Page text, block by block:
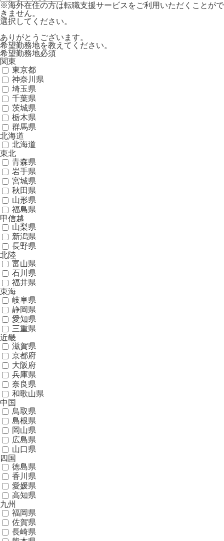
※海外在住の方は転職支援サービスをご利用いただくことがで
きません。
選択してください。
ありがとうございます。
希望勤務地を教えてください。
希望勤務地必須
関東
東京都
神奈川県
埼玉県
千葉県
茨城県
栃木県
群馬県
北海道
北海道
東北
青森県
岩手県
宮城県
秋田県
山形県
福島県
甲信越
山梨県
新潟県
長野県
北陸
富山県
石川県
福井県
東海
岐阜県
静岡県
愛知県
三重県
近畿
滋賀県
京都府
大阪府
兵庫県
奈良県
和歌山県
中国
鳥取県
島根県
岡山県
広島県
山口県
四国
徳島県
香川県
愛媛県
高知県
九州
福岡県
佐賀県
長崎県